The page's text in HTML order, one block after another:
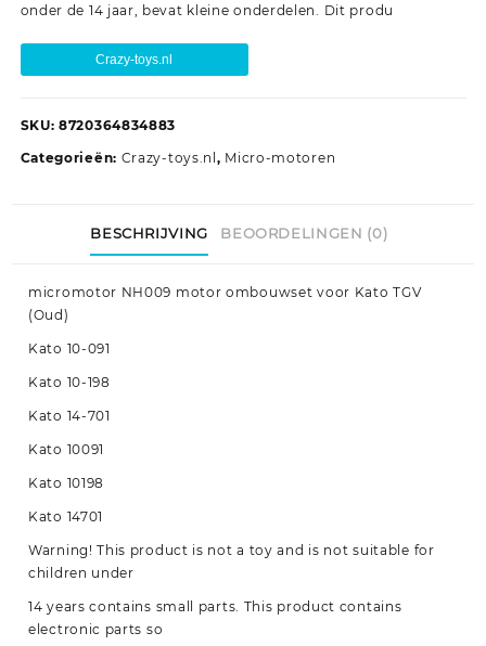
onder de 14 jaar, bevat kleine onderdelen. Dit produ
Crazy-toys.nl
SKU: 8720364834883
Categorieën: Crazy-toys.nl , Micro-motoren
BESCHRIJVING BEOORDELINGEN (0)
micromotor NH009 motor ombouwset voor Kato TGV
(Oud)
Kato 10-091
Kato 10-198
Kato 14-701
Kato 10091
Kato 10198
Kato 14701
Warning! This product is not a toy and is not suitable for
children under
14 years contains small parts. This product contains
electronic parts so